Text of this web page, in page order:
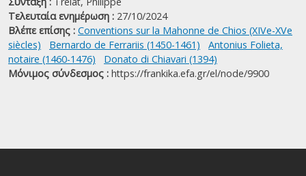
Τελευταία ενημέρωση : 27/10/2024
Βλέπε επίσης : Conventions sur la Mahonne de Chios (XIVe-XVe
siècles)
Bernardo de Ferrariis (1450-1461)
Antonius Folieta,
notaire (1460-1476)
Donato di Chiavari (1394)
Μόνιμος σύνδεσμος : https://frankika.efa.gr/el/node/9900